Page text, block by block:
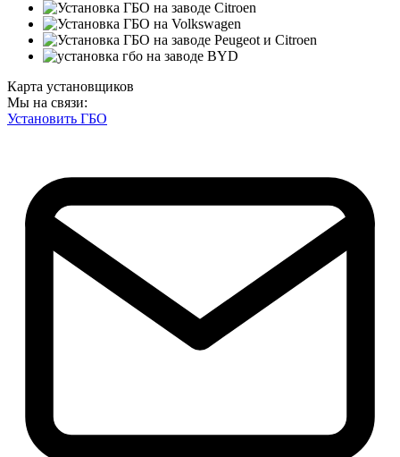
Карта установщиков
Мы на связи:
Установить ГБО